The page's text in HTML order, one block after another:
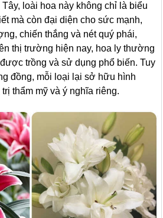
loài hoa này không chỉ là biểu
mà còn đại diện cho sức mạnh,
chiến thắng và nét quý phái,
thị trường hiện nay, hoa ly thường
trồng và sử dụng phổ biến. Tuy
đồng, mỗi loại lại sở hữu hình
thẩm mỹ và ý nghĩa riêng.